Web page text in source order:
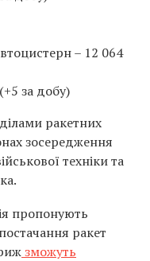
– 12 064
за добу)
ракетних
зосередження
техніки та
пропонують
ракет
зможуть